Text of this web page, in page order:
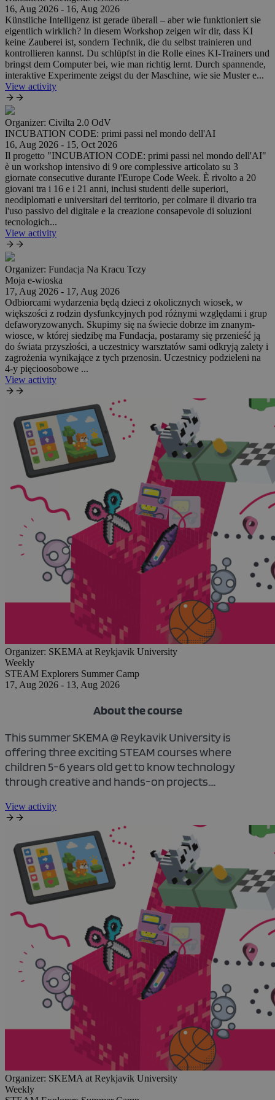
16, Aug 2026 - 16, Aug 2026
Künstliche Intelligenz ist gerade überall – aber wie funktioniert sie
eigentlich wirklich? In diesem Workshop zeigen wir dir, dass KI
keine Zauberei ist, sondern Technik, die du selbst trainieren und
kontrollieren kannst. Du schlüpfst in die Rolle eines KI-Trainers und
bringst dem Computer bei, wie man richtig lernt. Durch spannende,
interaktive Experimente zeigst du der Maschine, wie sie Muster e...
View activity
Organizer: Civilta 2.0 OdV
INCUBATION CODE: primi passi nel mondo dell'AI
16, Aug 2026 - 15, Oct 2026
Il progetto "INCUBATION CODE: primi passi nel mondo dell'AI"
è un workshop intensivo di 9 ore complessive articolato su 3
giornate consecutive durante l'Europe Code Week. È rivolto a 20
giovani tra i 16 e i 21 anni, inclusi studenti delle superiori,
neodiplomati e universitari del territorio, per colmare il divario tra
l'uso passivo del digitale e la creazione consapevole di soluzioni
tecnologich...
View activity
Organizer: Fundacja Na Kracu Tczy
Moja e-wioska
17, Aug 2026 - 17, Aug 2026
Odbiorcami wydarzenia będą dzieci z okolicznych wiosek, w
większości z rodzin dysfunkcyjnych pod różnymi względami i grup
defaworyzowanych. Skupimy się na świecie dobrze im znanym-
wiosce, w której siedzibę ma Fundacja, postaramy się przenieść ją
do świata przyszłości, a uczestnicy warsztatów sami odkryją zalety i
zagrożenia wynikające z tych przenosin. Uczestnicy podzieleni na
4-y pięcioosobowe ...
View activity
Organizer: SKEMA at Reykjavik University
Weekly
STEAM Explorers Summer Camp
17, Aug 2026 - 13, Aug 2026
About the course
This summer SKEMA @ Reykavik University is
offering three exciting STEAM courses where
children 5-6 years old get to know technology
through creative and hands-on projects....
View activity
Organizer: SKEMA at Reykjavik University
Weekly